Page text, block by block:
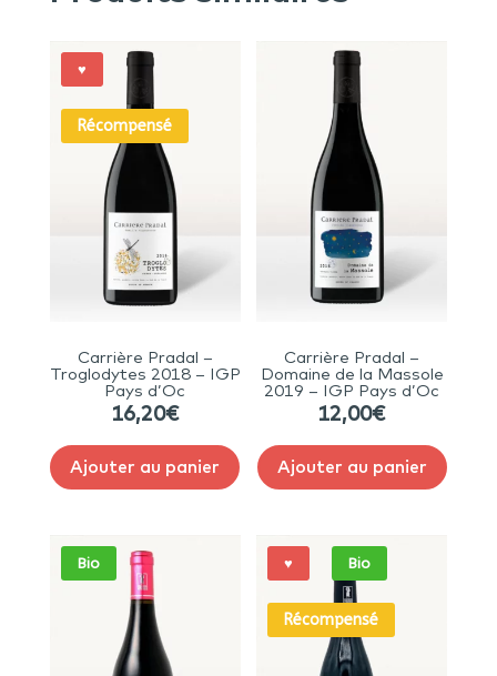
♥
Récompensé
Carrière Pradal –
Troglodytes 2018 – IGP
Pays d’Oc
16,20€
Ajouter au panier
Carrière Pradal –
Domaine de la Massole
2019 – IGP Pays d’Oc
12,00€
Ajouter au panier
Bio ♥ Bio
Récompensé